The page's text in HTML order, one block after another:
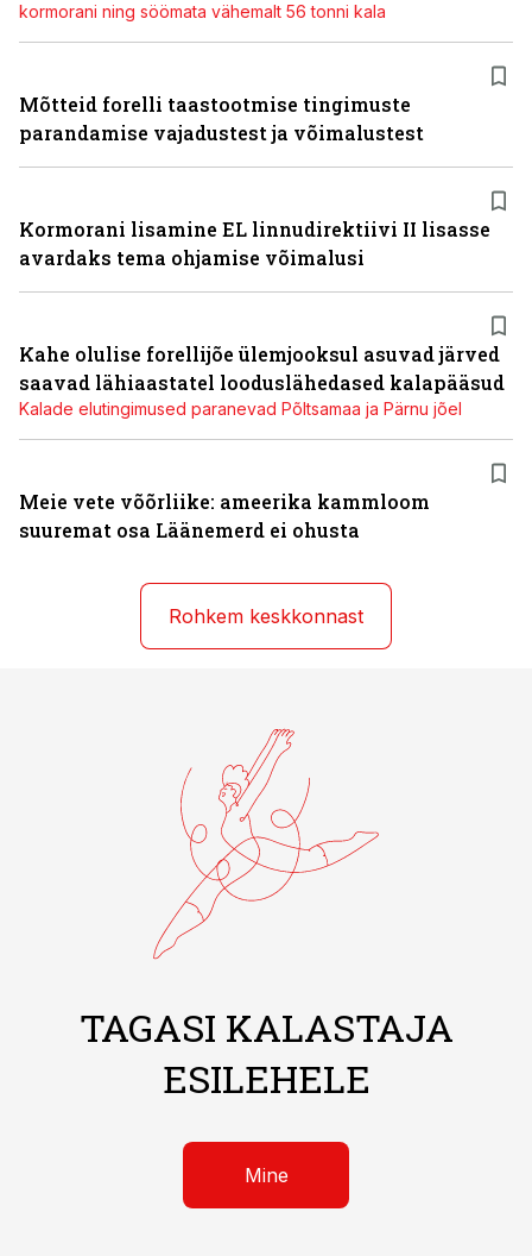
kormorani ning söömata vähemalt 56 tonni kala
Mõtteid forelli taastootmise tingimuste
parandamise vajadustest ja võimalustest
Kormorani lisamine EL linnudirektiivi II lisasse
avardaks tema ohjamise võimalusi
Kahe olulise forellijõe ülemjooksul asuvad järved
saavad lähiaastatel looduslähedased kalapääsud
Kalade elutingimused paranevad Põltsamaa ja Pärnu jõel
Meie vete võõrliike: ameerika kammloom
suuremat osa Läänemerd ei ohusta
Rohkem keskkonnast
TAGASI KALASTAJA
ESILEHELE
Mine